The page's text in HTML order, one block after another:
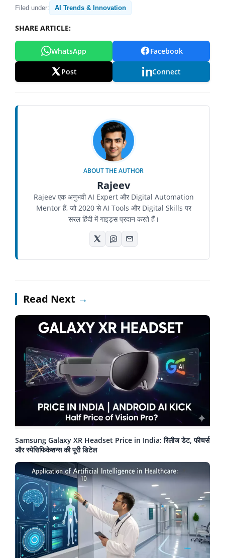
Filed under: AI Trends & Innovation
SHARE ARTICLE:
WhatsApp Facebook
Post Connect
ABOUT THE AUTHOR
Rajeev
Rajeev एक अनुभवी AI Expert और Digital Automation
Mentor हैं, जो 2020 से AI Tools और Digital Skills पर
सरल हिंदी में गाइड्स प्रदान करते हैं।
Read Next →
Samsung Galaxy XR Headset Price in India: रिलीज डेट, फीचर्स
और स्पेसिफिकेशन्स की पूरी डिटेल